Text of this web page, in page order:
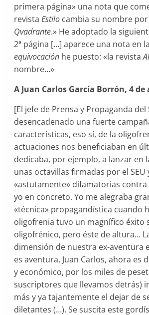
primera página» una nota que
revistaEstilo cambia su nombre
Qvadrante.» He adoptado la
2ª página […] aparece una nota en
equivocación he puesto: «la revista
nombre…»
A Juan Carlos García Borrón, 4 de
[El jefe de Prensa y Propaganda del
desencadenado una fuerte
características, eso sí, de la
actuaciones nos beneficiaban en
dedicaba, por ejemplo, a lanzar en
unas octavillas firmadas por el SEU
«astutamente» difamatorias
yo en concreto. Yo me alegraba
«técnica» propagandística cuando
oligofrenia tuvo un magnífico éxito
oligofrénico, pero éste de altura…
dimensión de nuestra ex-aventura
es aventura, Juan Carlos, ahora es
y económico, por los miles de
suscriptores que llevamos detrás)
más y ya tajantemente el dejar de
diletantes (…). Se suscita este